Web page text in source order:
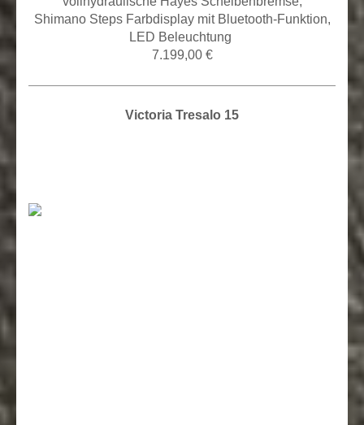
Shimano Steps Farbdisplay mit Bluetooth-Funktion,
LED Beleuchtung
7.199,00 €
Victoria Tresalo 15